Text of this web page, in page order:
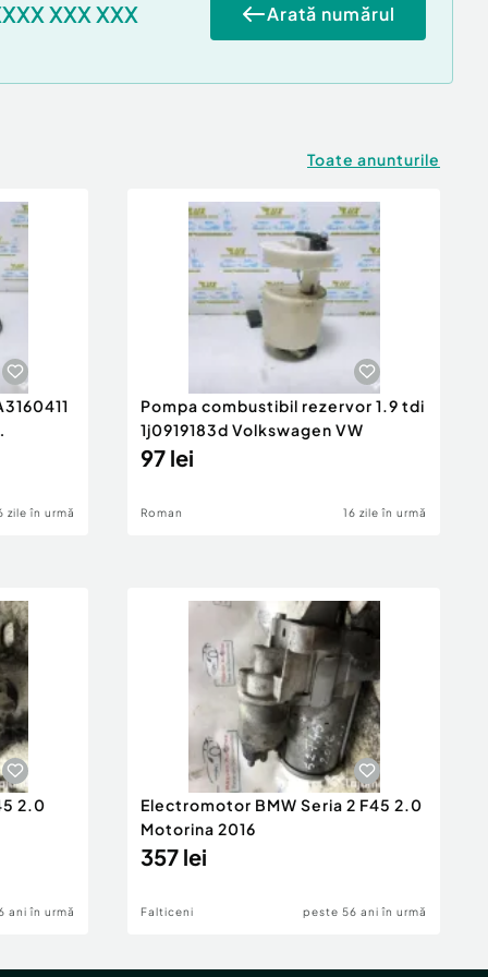
XXX XXX Arată numărul
Toate anunturile
zile în urmă
Pompa combustibil rezervor 1.9 tdi
1j0919183d Volkswagen VW
97 lei
Roman 16 zile în urmă
2.0
ani în urmă
Electromotor BMW Seria 2 F45 2.0
Motorina 2016
357 lei
Falticeni peste 56 ani în urmă